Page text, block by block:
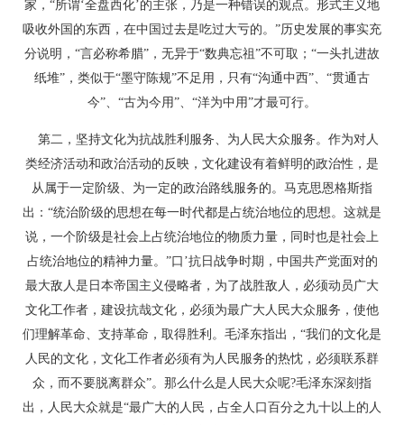
家，“所谓‘全盘西化’的主张，乃是一种错误的观点。形式主义地
吸收外国的东西，在中国过去是吃过大亏的。”历史发展的事实充
分说明，“言必称希腊”，无异于“数典忘祖”不可取；“一头扎进故
纸堆”，类似于“墨守陈规”不足用，只有“沟通中西”、“贯通古
今”、“古为今用”、“洋为中用”才最可行。
第二，坚持文化为抗战胜利服务、为人民大众服务。作为对人
类经济活动和政治活动的反映，文化建设有着鲜明的政治性，是
从属于一定阶级、为一定的政治路线服务的。马克思恩格斯指
出：“统治阶级的思想在每一时代都是占统治地位的思想。这就是
说，一个阶级是社会上占统治地位的物质力量，同时也是社会上
占统治地位的精神力量。”口’抗日战争时期，中国共产党面对的
最大敌人是日本帝国主义侵略者，为了战胜敌人，必须动员广大
文化工作者，建设抗哉文化，必须为最广大人民大众服务，使他
们理解革命、支持革命，取得胜利。毛泽东指出，“我们的文化是
人民的文化，文化工作者必须有为人民服务的热忱，必须联系群
众，而不要脱离群众”。那么什么是人民大众呢?毛泽东深刻指
出，人民大众就是“最广大的人民，占全人口百分之九十以上的人